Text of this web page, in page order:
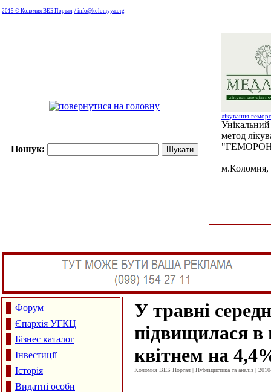
2015 © Коломия ВЕБ Портал / info@kolomyya.org
Пошук:
лікування
Унікальний
метод
м.Коломия,
Форум
Єпархія УГКЦ
Бізнес каталог
Інвестиції
Історія
Видатні особи
У травні
підвищилася в
квітнем на
Коломия ВЕБ Портал | Публіцистика та аналіз |